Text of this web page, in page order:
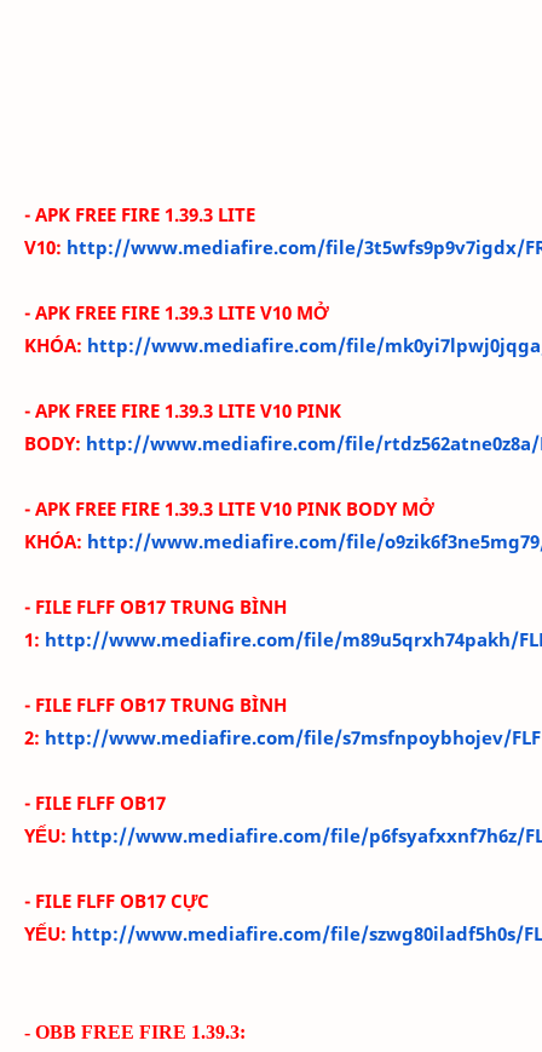
- APK FREE FIRE 1.39.3 LITE
V10: http://www.mediafire.com/file/3t5wfs9p9v7igdx/
- APK FREE FIRE 1.39.3 LITE V10 MỞ
KHÓA: http://www.mediafire.com/file/mk0yi7lpwj0jqga/
- APK FREE FIRE 1.39.3 LITE V10 PINK
BODY: http://www.mediafire.com/file/rtdz562atne0z8a/
- APK FREE FIRE 1.39.3 LITE V10 PINK BODY MỞ
KHÓA: http://www.mediafire.com/file/o9zik6f3ne5mg79/
- FILE FLFF OB17 TRUNG BÌNH
1: http://www.mediafire.com/file/m89u5qrxh74pakh/
- FILE FLFF OB17 TRUNG BÌNH
2: http://www.mediafire.com/file/s7msfnpoybhojev/
- FILE FLFF OB17
YẾU: http://www.mediafire.com/file/p6fsyafxxnf7h6z/
- FILE FLFF OB17 CỰC
YẾU: http://www.mediafire.com/file/szwg80iladf5h0s/
- OBB FREE FIRE 1.39.3: